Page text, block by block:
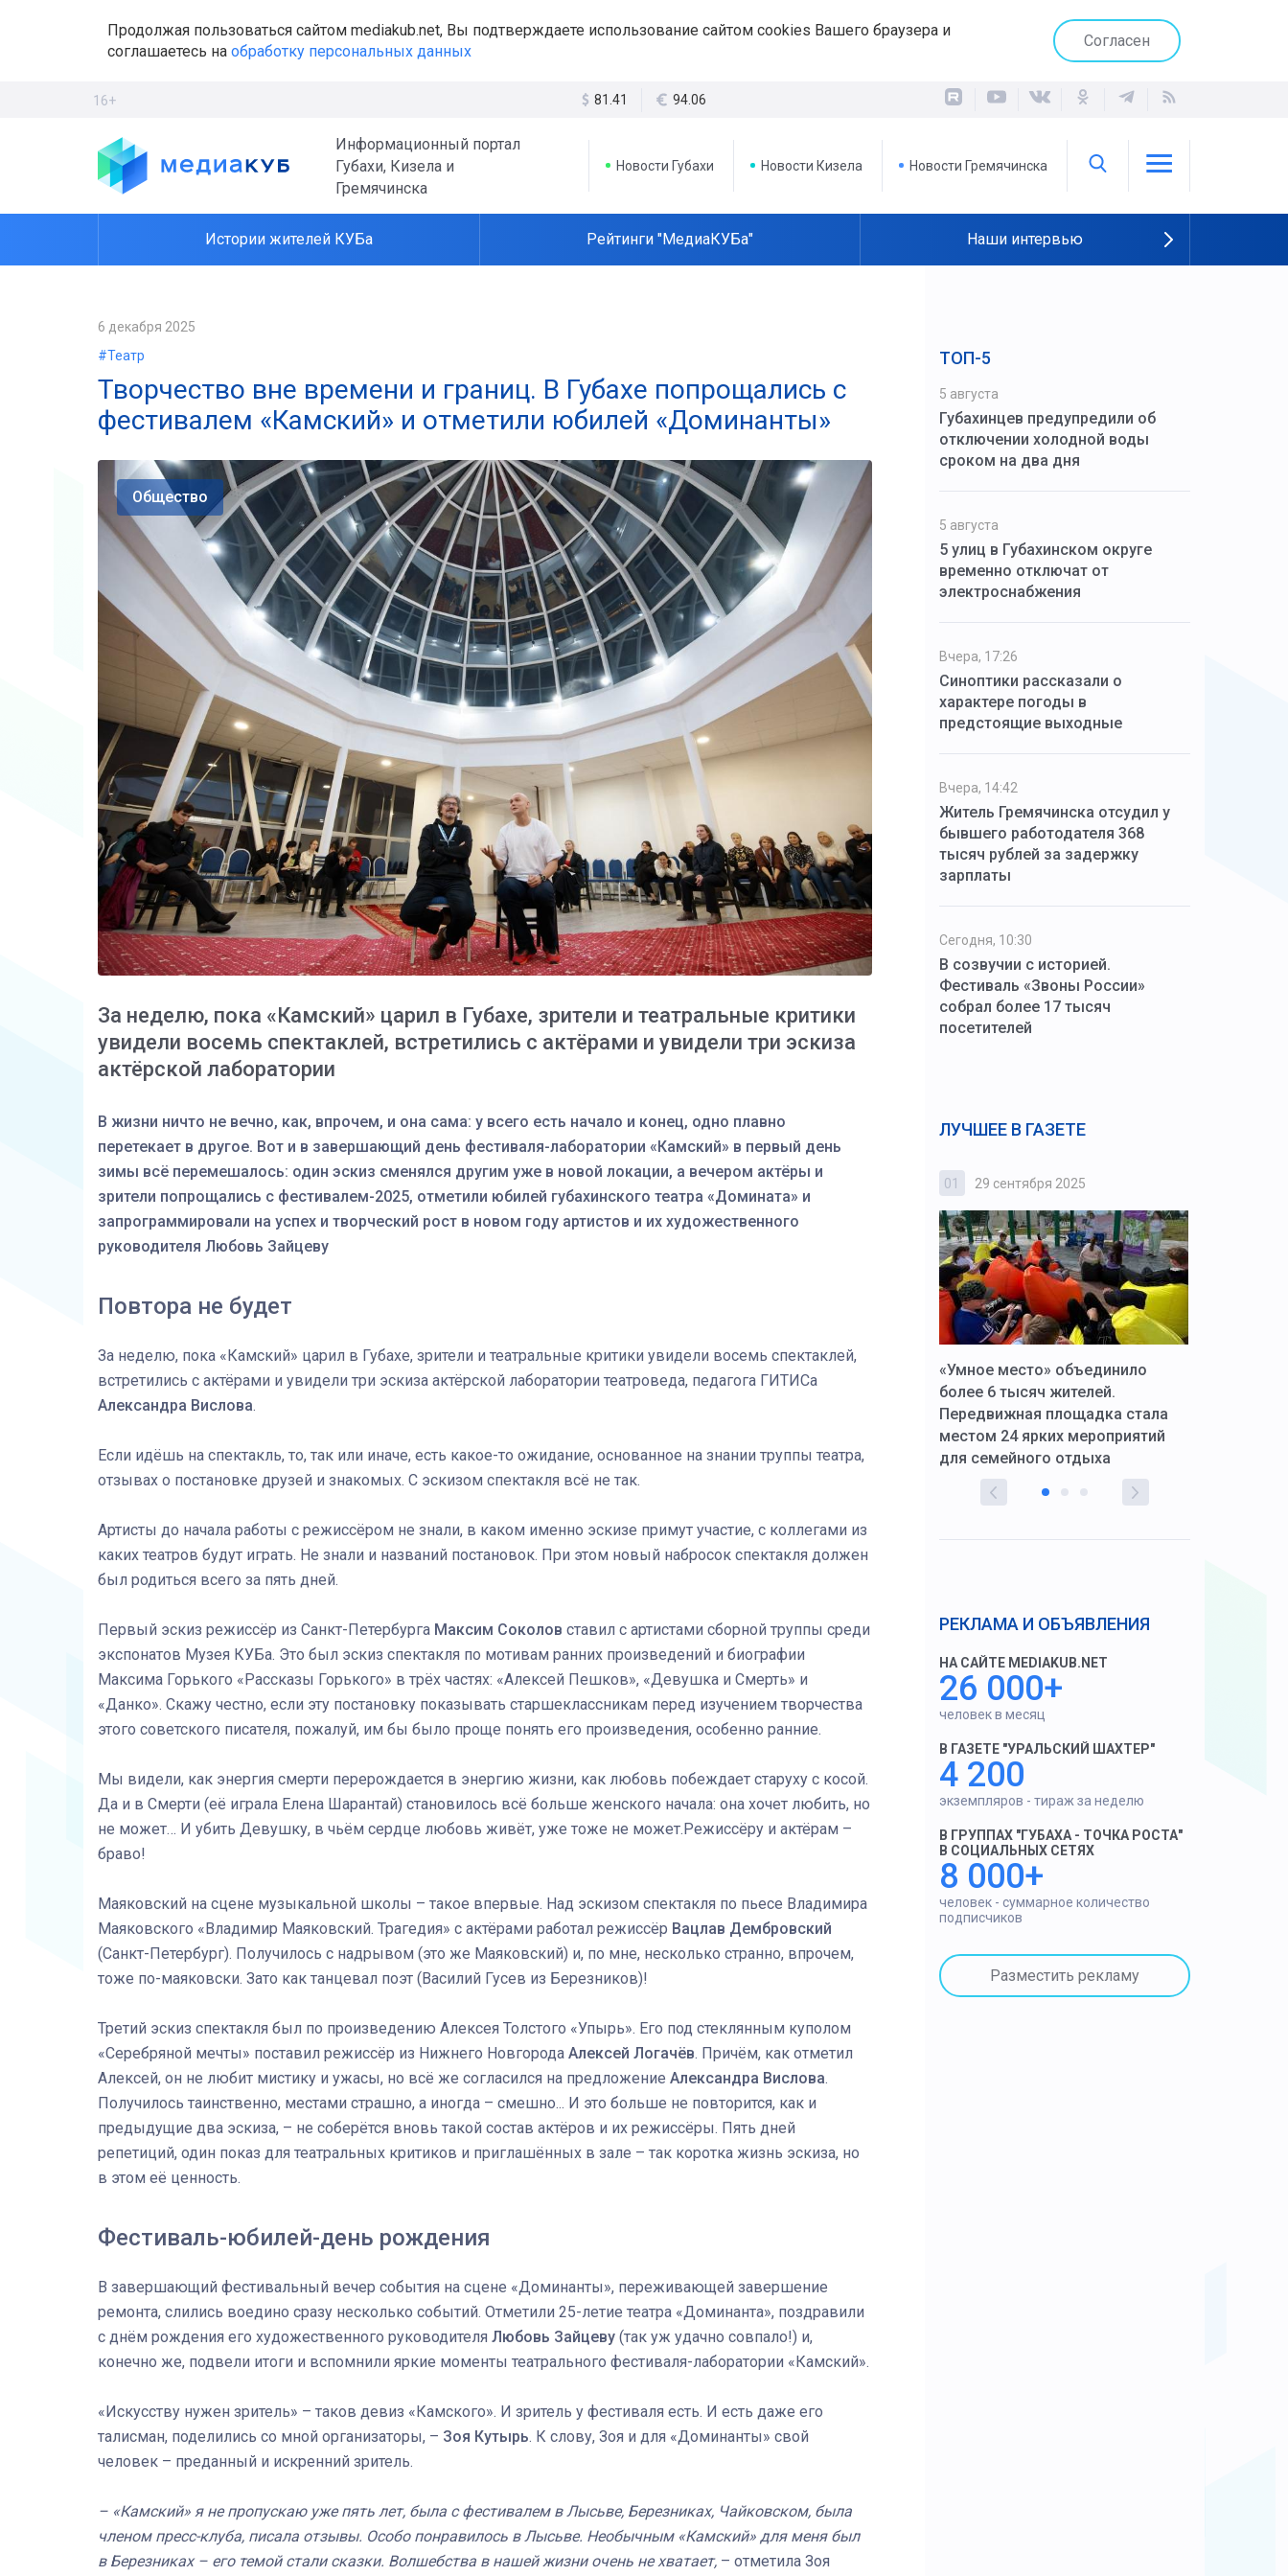
Продолжая пользоваться сайтом mediakub.net, Вы подтверждаете использование сайтом cookies Вашего браузера и
соглашаетесь на обработку персональных данных
Согласен
16+ 81.41 94.06
Информационный портал
Губахи, Кизела и
Гремячинска
Новости Губахи Новости Кизела Новости Гремячинска
Истории жителей КУБа Рейтинги "МедиаКУБа" Наши интервью
6 декабря 2025
#Театр
Творчество вне времени и границ. В Губахе попрощались с
фестивалем «Камский» и отметили юбилей «Доминанты»
Общество
За неделю, пока «Камский» царил в Губахе, зрители и театральные критики
увидели восемь спектаклей, встретились с актёрами и увидели три эскиза
актёрской лаборатории
В жизни ничто не вечно, как, впрочем, и она сама: у всего есть начало и конец, одно плавно
перетекает в другое. Вот и в завершающий день фестиваля-лаборатории «Камский» в первый день
зимы всё перемешалось: один эскиз сменялся другим уже в новой локации, а вечером актёры и
зрители попрощались с фестивалем-2025, отметили юбилей губахинского театра «Домината» и
запрограммировали на успех и творческий рост в новом году артистов и их художественного
руководителя Любовь Зайцеву
Повтора не будет
За неделю, пока «Камский» царил в Губахе, зрители и театральные критики увидели восемь спектаклей,
встретились с актёрами и увидели три эскиза актёрской лаборатории театроведа, педагога ГИТИСа
Александра Вислова.
Если идёшь на спектакль, то, так или иначе, есть какое-то ожидание, основанное на знании труппы театра,
отзывах о постановке друзей и знакомых. С эскизом спектакля всё не так.
Артисты до начала работы с режиссёром не знали, в каком именно эскизе примут участие, с коллегами из
каких театров будут играть. Не знали и названий постановок. При этом новый набросок спектакля должен
был родиться всего за пять дней.
Первый эскиз режиссёр из Санкт-Петербурга Максим Соколов ставил с артистами сборной труппы среди
экспонатов Музея КУБа. Это был эскиз спектакля по мотивам ранних произведений и биографии
Максима Горького «Рассказы Горького» в трёх частях: «Алексей Пешков», «Девушка и Смерть» и
«Данко». Скажу честно, если эту постановку показывать старшеклассникам перед изучением творчества
этого советского писателя, пожалуй, им бы было проще понять его произведения, особенно ранние.
Мы видели, как энергия смерти перерождается в энергию жизни, как любовь побеждает старуху с косой.
Да и в Смерти (её играла Елена Шарантай) становилось всё больше женского начала: она хочет любить, но
не может… И убить Девушку, в чьём сердце любовь живёт, уже тоже не может.Режиссёру и актёрам –
браво!
Маяковский на сцене музыкальной школы – такое впервые. Над эскизом спектакля по пьесе Владимира
Маяковского «Владимир Маяковский. Трагедия» с актёрами работал режиссёр Вацлав Дембровский
(Санкт-Петербург). Получилось с надрывом (это же Маяковский) и, по мне, несколько странно, впрочем,
тоже по-маяковски. Зато как танцевал поэт (Василий Гусев из Березников)!
Третий эскиз спектакля был по произведению Алексея Толстого «Упырь». Его под стеклянным куполом
«Серебряной мечты» поставил режиссёр из Нижнего Новгорода Алексей Логачёв. Причём, как отметил
Алексей, он не любит мистику и ужасы, но всё же согласился на предложение Александра Вислова.
Получилось таинственно, местами страшно, а иногда – смешно... И это больше не повторится, как и
предыдущие два эскиза, – не соберётся вновь такой состав актёров и их режиссёры. Пять дней
репетиций, один показ для театральных критиков и приглашённых в зале – так коротка жизнь эскиза, но
в этом её ценность.
Фестиваль-юбилей-день рождения
В завершающий фестивальный вечер события на сцене «Доминанты», переживающей завершение
ремонта, слились воедино сразу несколько событий. Отметили 25-летие театра «Доминанта», поздравили
с днём рождения его художественного руководителя Любовь Зайцеву (так уж удачно совпало!) и,
конечно же, подвели итоги и вспомнили яркие моменты театрального фестиваля-лаборатории «Камский».
«Искусству нужен зритель» – таков девиз «Камского». И зритель у фестиваля есть. И есть даже его
талисман, поделились со мной организаторы, – Зоя Кутырь. К слову, Зоя и для «Доминанты» свой
человек – преданный и искренний зритель.
– «Камский» я не пропускаю уже пять лет, была с фестивалем в Лысьве, Березниках, Чайковском, была
членом пресс-клуба, писала отзывы. Особо понравилось в Лысьве. Необычным «Камский» для меня был
в Березниках – его темой стали сказки. Волшебства в нашей жизни очень не хватает, – отметила Зоя
ТОП-5
5 августа
Губахинцев предупредили об
отключении холодной воды
сроком на два дня
5 августа
5 улиц в Губахинском округе
временно отключат от
электроснабжения
Вчера, 17:26
Синоптики рассказали о
характере погоды в
предстоящие выходные
Вчера, 14:42
Житель Гремячинска отсудил у
бывшего работодателя 368
тысяч рублей за задержку
зарплаты
Сегодня, 10:30
В созвучии с историей.
Фестиваль «Звоны России»
собрал более 17 тысяч
посетителей
ЛУЧШЕЕ В ГАЗЕТЕ
4 октября 2025
Штурмовик огня. Казак Алексей
Коробов после возвращения со
мечту
01 29 сентября 2025
«Умное место» объединило
более 6 тысяч жителей.
Передвижная площадка стала
местом 24 ярких мероприятий
для семейного отдыха
РЕКЛАМА И ОБЪЯВЛЕНИЯ
НА САЙТЕ MEDIAKUB.NET
26 000+
человек в месяц
В ГАЗЕТЕ "УРАЛЬСКИЙ ШАХТЕР"
4 200
экземпляров - тираж за неделю
В ГРУППАХ "ГУБАХА - ТОЧКА РОСТА"
В СОЦИАЛЬНЫХ СЕТЯХ
8 000+
человек - суммарное количество
подписчиков
Разместить рекламу